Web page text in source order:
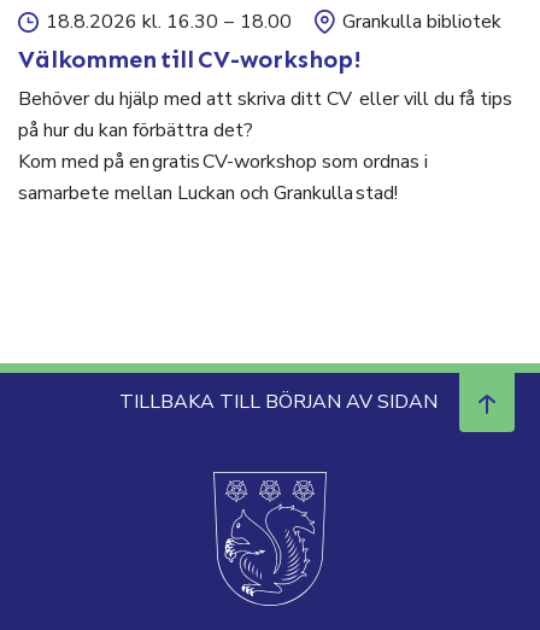
18.8.2026 kl. 16.30 – 18.00 Grankulla bibliotek
Välkommen till CV-workshop!
Behöver du hjälp med att skriva ditt CV eller vill du få tips
på hur du kan förbättra det?
Kom med på en gratis CV-workshop som ordnas i
samarbete mellan Luckan och Grankulla stad!
TILLBAKA TILL BÖRJAN AV SIDAN